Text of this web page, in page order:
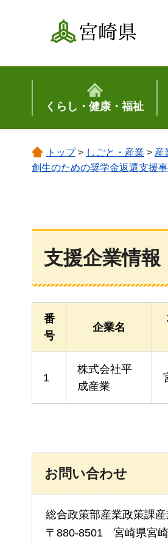
宮崎県
くらし・健康・福祉
トップ> しごと・産業 > 産
創生のための奨学金返還支援
支援企業情報
番
号
企業名
1
株式会社平
成産業
お問い合わせ
総合政策部産業政策課
〒880-8501 宮崎県宮